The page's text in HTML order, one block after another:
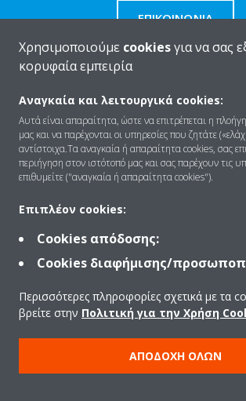
ΕΠΙΚΟΙΝΩΝΊΑ
Ποιοι είμαστε
Λύσεις
Επικοινωνία
Products
Copyright © Daikin
Ανακοίνωση νομικού περιεχομένου
ΠΟΛΙΤΙΚΗ
Χρησιμοποιούμε cookiesγια να σας
κορυφαία εμπειρία
Αναγκαία και λειτουργικά cookies:
Αυτά είναι απαραίτητα, ώστε να επιτρέπεται η
μας και να παρέχονται οι υπηρεσίες που ζητάτε
αντίστοιχα.Τα αναγκαία ή απαραίτητα cookies, σας
περιήγηση στον ιστότοπό μας και σας παρέχουν τις
επιθυμείτε ("αναγκαία ή απαραίτητα cookies").
Επιπλέον cookies:
Cookies απόδοσης:
Cookies διαφήμισης/
Περισσότερες πληροφορίες σχετικά με τα
βρείτε στην Πολιτική για την Χρήση
ΑΠΟΔΟΧΉ ΌΛΩΝ